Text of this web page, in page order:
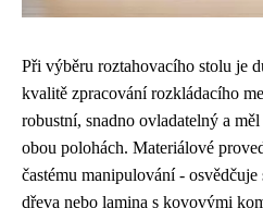
Při výběru roztahovacího stolu je
kvalitě zpracování rozkládacího
robustní, snadno ovladatelný a
obou polohách. Materiálové
častému manipulování -
dřeva nebo lamina s kovovými